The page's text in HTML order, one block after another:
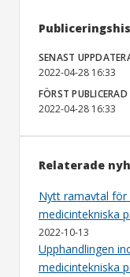
SENAST
2022-04-28 16:33
FÖRST PUBLICERAD
2022-04-28 16:33
Relaterade
Nytt ramavtal för
medicintekniska
2022-10-13
Upphandlingen
medicintekniska